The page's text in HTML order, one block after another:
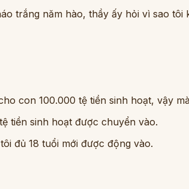
trắng năm hào, thầy ấy hỏi vì sao tôi
con 100.000 tệ tiền sinh hoạt, vậy
tiền sinh hoạt được chuyển vào.
đủ 18 tuổi mới được động vào.